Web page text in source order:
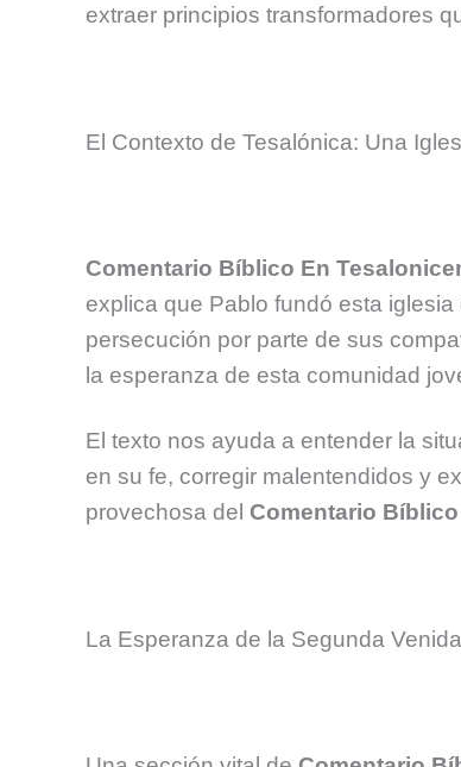
extraer principios transformadores
El Contexto de Tesalónica: Una
Comentario Bíblico En
explica que Pablo fundó esta
persecución por parte de sus
la esperanza de esta comunidad
El texto nos ayuda a entender la
en su fe, corregir malentendidos y
provechosa del Comentario
La Esperanza de la Segunda